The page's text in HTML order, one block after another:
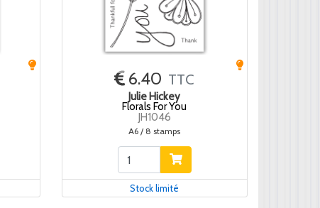
6.40 TTC
Julie Hickey
Florals For You
JH1046
A6 / 8 stamps
Stock limité